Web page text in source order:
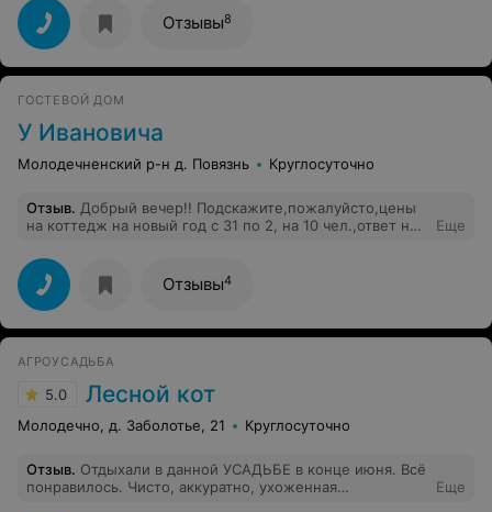
посетить Агроусадьбу "Родник".
от 50 до 70 человек (у нас обычно компания на
человек 20-25), есть кухня, санузел. Всегда очень
поражает, что накрыт стол, на заказанное кол-во
человек. Два спальных домика очень вместительные, в
постельное белье, маленькая кухня( кухня побольше
есть в банкетном зале). Леонид, ещё раз огромное
спасибо за предоставленное место. Будем
возвращаться к вам ещё не раз!!
Отзывы8
ГОСТЕВОЙ ДОМ
У Ивановича
Молодечненский р-н д. Повязнь Круглосуточно
Отзыв. Добрый вечер!! Подскажите,пожалуйсто,цены
на коттедж на новый год с 31 по 2, на 10 чел.,ответ на
Еще
Отзывы4
АГРОУСАДЬБА
5.0 Лесной кот
Молодечно, д. Заболотье, 21 Круглосуточно
Отзыв. Отдыхали в данной УСАДЬБЕ в конце июня. Всё
понравилось. Чисто, аккуратно, ухоженная
Еще